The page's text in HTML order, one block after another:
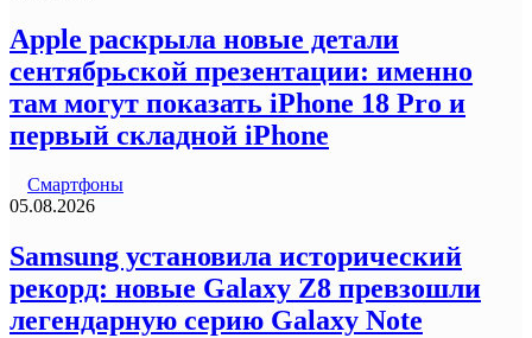
Apple раскрыла новые детали
сентябрьской презентации: именно
там могут показать iPhone 18 Pro и
первый складной iPhone
Смартфоны
05.08.2026
Samsung установила исторический
рекорд: новые Galaxy Z8 превзошли
легендарную серию Galaxy Note